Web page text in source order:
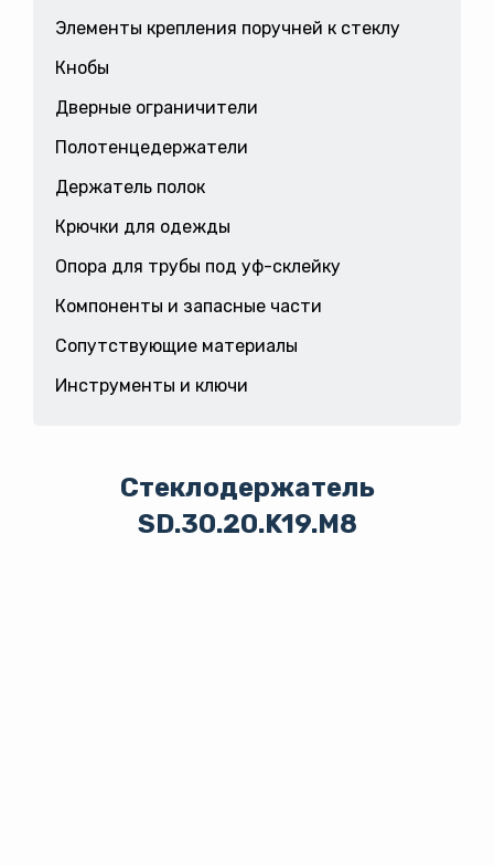
Элементы крепления поручней к стеклу
Кнобы
Дверные ограничители
Полотенцедержатели
Держатель полок
Крючки для одежды
Опора для трубы под уф-склейку
Компоненты и запасные части
Сопутствующие материалы
Инструменты и ключи
Стеклодержатель
SD.30.20.K19.М8